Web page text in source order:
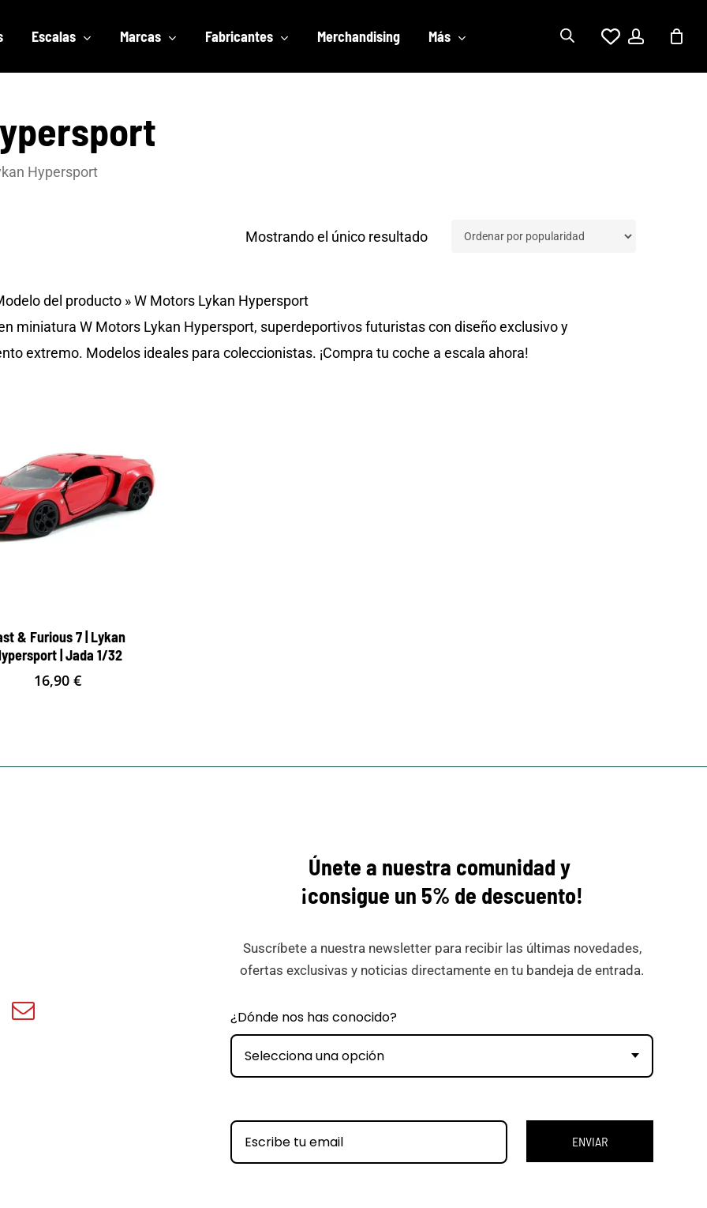
Escalas Marcas Fabricantes Merchandising Más account
Hypersport
Mostrando el único resultado
del producto »W Motors Lykan Hypersport
miniatura W Motors Lykan Hypersport, superdeportivos futuristas con diseño exclusivo y
extremo. Modelos ideales para coleccionistas. ¡Compra tu coche a escala ahora!
& Furious 7 | Lykan
| Jada 1/32
16,90€
Minicar
Únete a nuestra comunidad y
¡consigue un 5% de descuento!
Suscríbete a nuestra newsletter para recibir las últimas novedades,
ofertas exclusivas y noticias directamente en tu bandeja de entrada.
¿Dónde nos has conocido?
Selecciona una opción
ENVIAR